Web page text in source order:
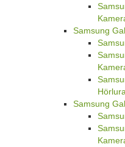
Samsung
Samsung